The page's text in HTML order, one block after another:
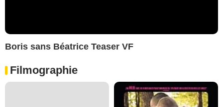
Boris sans Béatrice Teaser VF
Filmographie